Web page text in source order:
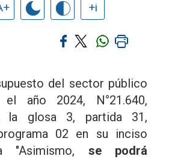
+i
del sector público
año 2024, N°21.640,
la glosa 3, partida 31,
02 en su inciso
"Asimismo, se podrá